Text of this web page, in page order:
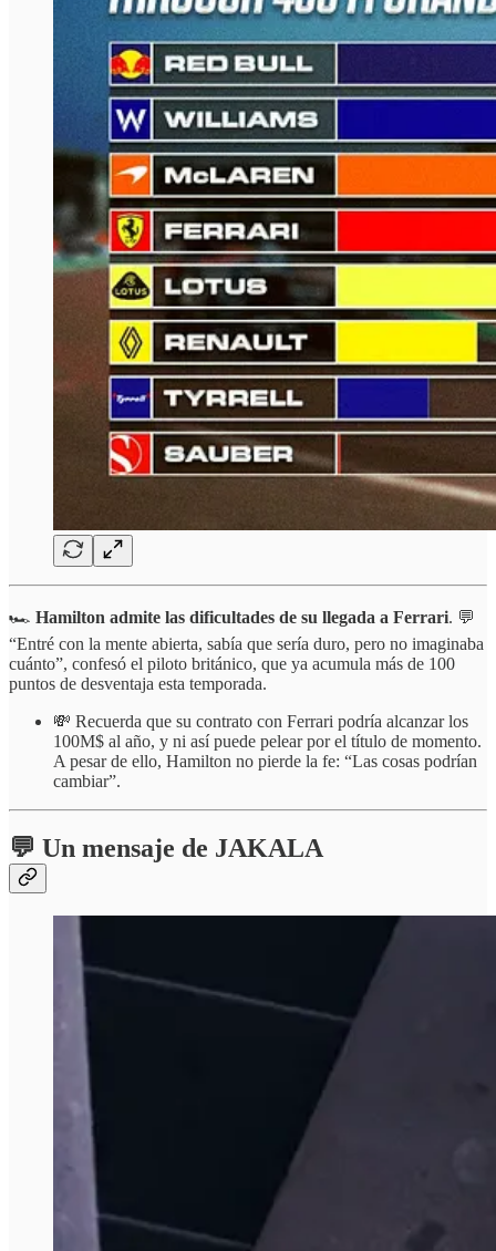
🏎️ Hamilton admite las dificultades de su llegada a Ferrari. 💬
“Entré con la mente abierta, sabía que sería duro, pero no imaginaba
cuánto”, confesó el piloto británico, que ya acumula más de 100
puntos de desventaja esta temporada.
💸 Recuerda que su contrato con Ferrari podría alcanzar los
100M$ al año, y ni así puede pelear por el título de momento.
A pesar de ello, Hamilton no pierde la fe: “Las cosas podrían
cambiar”.
💬 Un mensaje de JAKALA